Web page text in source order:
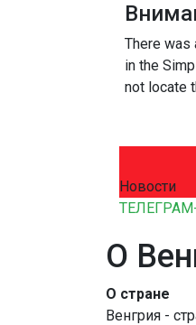
There was
in the
not locate
Новости
О
О стране
Венгрия -